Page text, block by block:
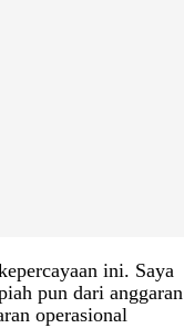
ini. Saya
pun dari anggaran
operasional